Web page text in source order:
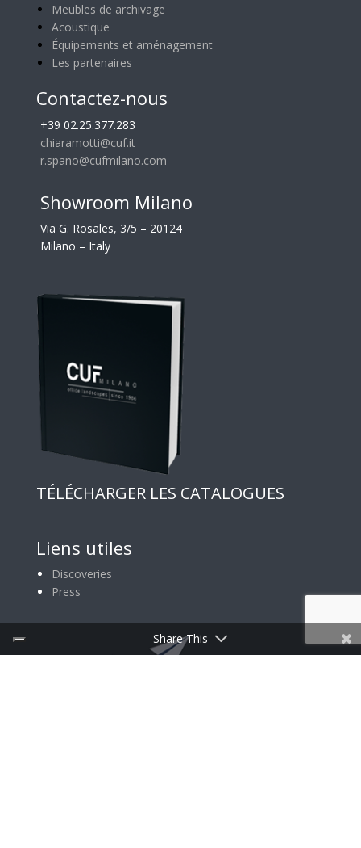
Meubles de archivage
Acoustique
Équipements et aménagement
Les partenaires
Contactez-nous
+39 02.25.377.283
chiaramotti@cuf.it
r.spano@cufmilano.com
Showroom Milano
Via G. Rosales, 3/5 – 20124
Milano – Italy
TÉLÉCHARGER LES CATALOGUES
Liens utiles
Discoveries
Press
Share This